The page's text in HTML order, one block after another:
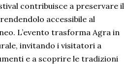
contribuisce a preservare il
accessibile al
L’evento trasforma Agra in
invitando i visitatori a
e a scoprire le tradizioni